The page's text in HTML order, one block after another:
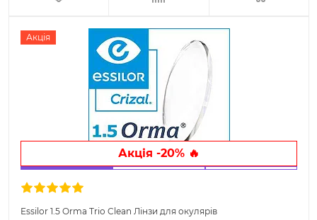
Акція
Акція -20% 🔥
Essilor 1.5 Orma Trio Clean Лінзи для окулярів